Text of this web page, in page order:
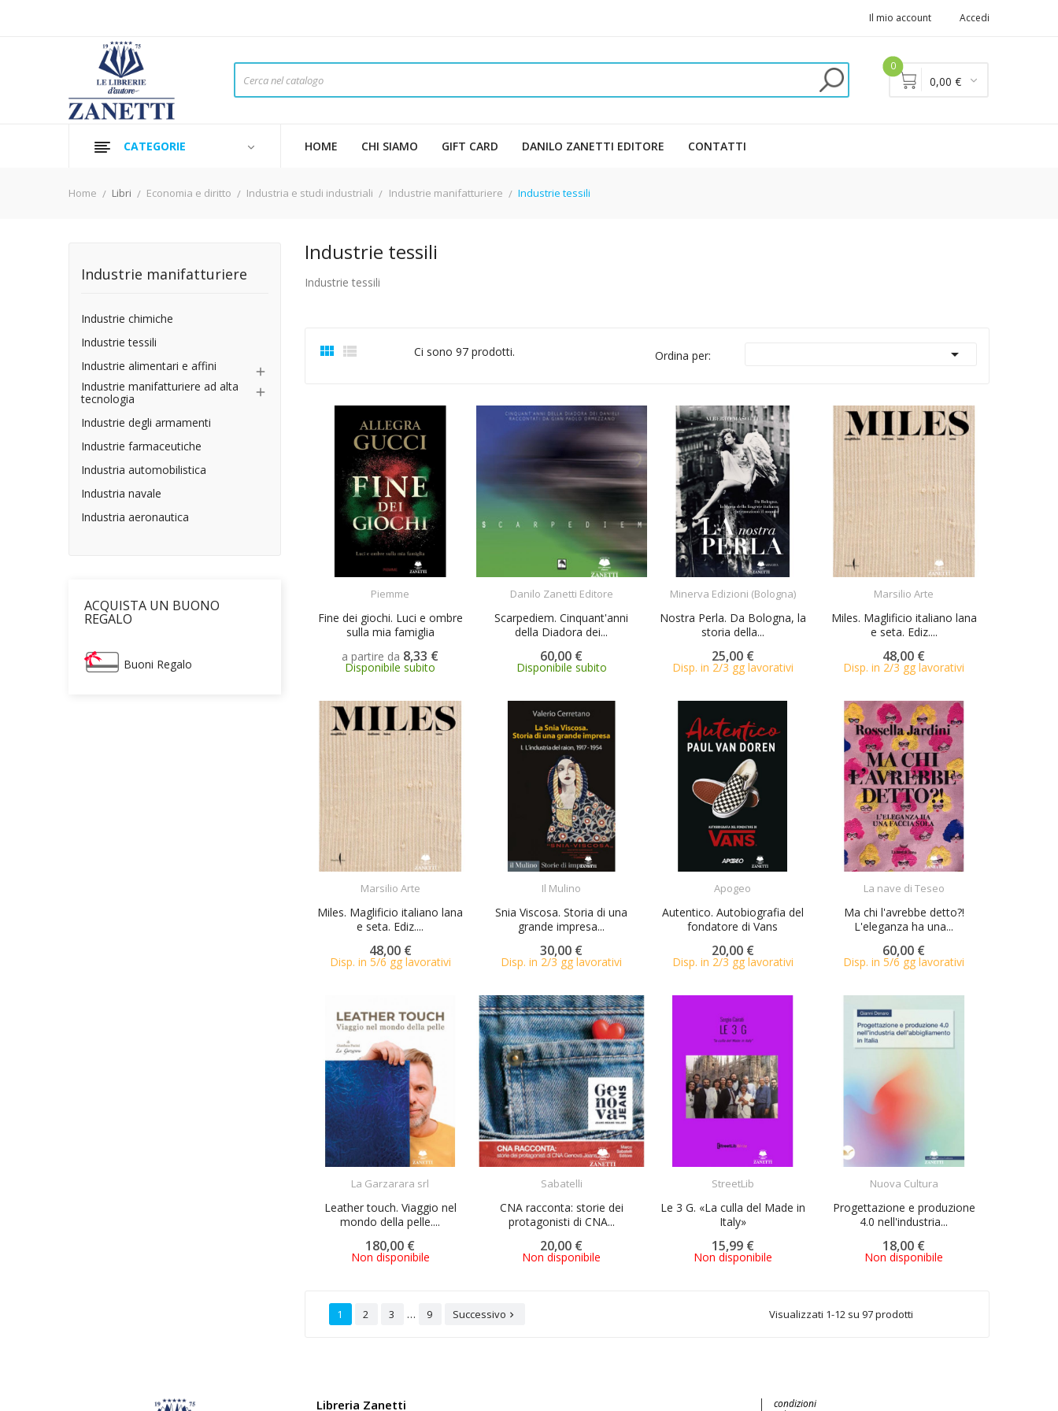
Il mio account Accedi
0
0,00 €
CATEGORIE HOME CHI SIAMO GIFT CARD DANILO ZANETTI EDITORE CONTATTI
Home Libri Economia e diritto Industria e studi industriali Industrie manifatturiere Industrie tessili
Industrie manifatturiere
Industrie chimiche
Industrie tessili
Industrie alimentari e affini

Industrie manifatturiere ad alta
tecnologia

Industrie degli armamenti
Industrie farmaceutiche
Industria automobilistica
Industria navale
Industria aeronautica
ACQUISTA UN BUONO
REGALO
Buoni Regalo
Industrie tessili
Industrie tessili
  Ci sono 97 prodotti. Ordina per: 
Piemme
Fine dei giochi. Luci e ombre
sulla mia famiglia
a partire da 8,33 €
Disponibile subito
Danilo Zanetti Editore
Scarpediem. Cinquant'anni
della Diadora dei...
60,00 €
Disponibile subito
Minerva Edizioni (Bologna)
Nostra Perla. Da Bologna, la
storia della...
25,00 €
Disp. in 2/3 gg lavorativi
Marsilio Arte
Miles. Maglificio italiano lana
e seta. Ediz....
48,00 €
Disp. in 2/3 gg lavorativi
Marsilio Arte
Miles. Maglificio italiano lana
e seta. Ediz....
48,00 €
Disp. in 5/6 gg lavorativi
Il Mulino
Snia Viscosa. Storia di una
grande impresa...
30,00 €
Disp. in 2/3 gg lavorativi
Apogeo
Autentico. Autobiografia del
fondatore di Vans
20,00 €
Disp. in 2/3 gg lavorativi
La nave di Teseo
Ma chi l'avrebbe detto?!
L'eleganza ha una...
60,00 €
Disp. in 5/6 gg lavorativi
La Garzarara srl
Leather touch. Viaggio nel
mondo della pelle....
180,00 €
Non disponibile
Sabatelli
CNA racconta: storie dei
protagonisti di CNA...
20,00 €
Non disponibile
StreetLib
Le 3 G. «La culla del Made in
Italy»
15,99 €
Non disponibile
Nuova Cultura
Progettazione e produzione
4.0 nell'industria...
18,00 €
Non disponibile
1 2 3 … 9 Successivo  Visualizzati 1-12 su 97 prodotti
Libreria Zanetti
condizioni